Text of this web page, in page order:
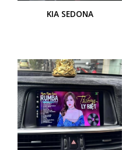
KIA SEDONA